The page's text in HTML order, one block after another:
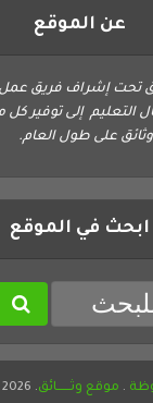
عن الموقع
تحت إشراف فريق
التعليم إلى توفير كل
على طول العام.
ابحث في الموقع
. موقع وثــــــائق. Copyright © 2026.